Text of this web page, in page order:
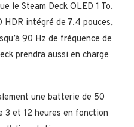
le Steam Deck OLED 1 To.
intégré de 7.4 pouces,
90 Hz de fréquence de
prendra aussi en charge
une batterie de 50
3 et 12 heures en fonction